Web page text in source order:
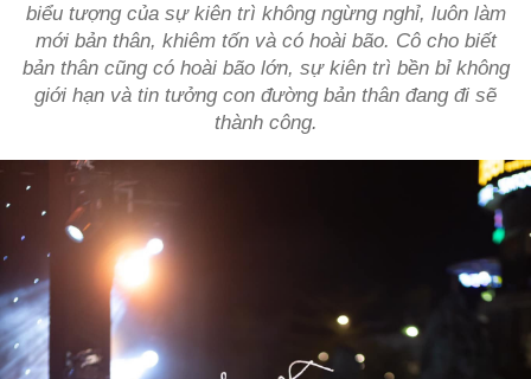
biểu tượng của sự kiên trì không ngừng nghỉ, luôn làm
mới bản thân, khiêm tốn và có hoài bão. Cô cho biết
bản thân cũng có hoài bão lớn, sự kiên trì bền bỉ không
giới hạn và tin tưởng con đường bản thân đang đi sẽ
thành công.